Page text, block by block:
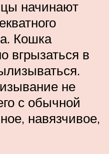
начинают
Кошка
вгрызаться в
не
с обычной
навязчивое,